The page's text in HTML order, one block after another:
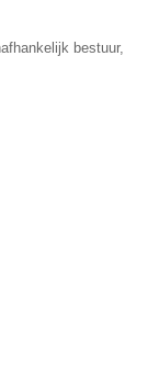
bestuur,